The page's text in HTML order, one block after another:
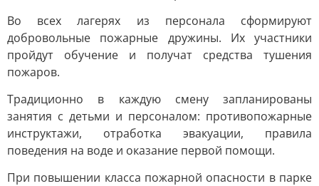
Во всех лагерях из персонала сформируют
добровольные пожарные дружины. Их участники
пройдут обучение и получат средства тушения
пожаров.
Традиционно в каждую смену запланированы
занятия с детьми и персоналом: противопожарные
инструктажи, отработка эвакуации, правила
поведения на воде и оказание первой помощи.
При повышении класса пожарной опасности в парке